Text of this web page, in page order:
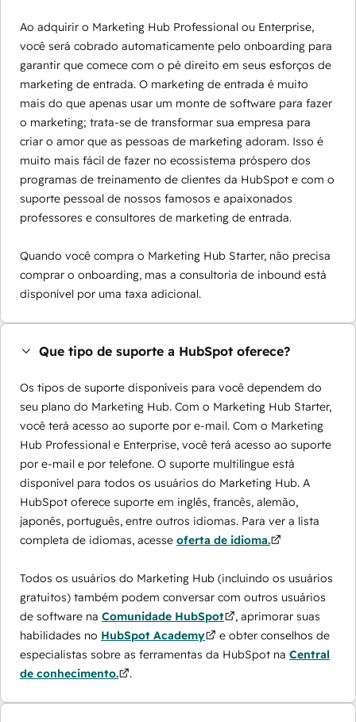
Ao adquirir o Marketing Hub Professional ou Enterprise,
você será cobrado automaticamente pelo onboarding para
garantir que comece com o pé direito em seus esforços de
marketing de entrada. O marketing de entrada é muito
mais do que apenas usar um monte de software para fazer
o marketing; trata-se de transformar sua empresa para
criar o amor que as pessoas de marketing adoram. Isso é
muito mais fácil de fazer no ecossistema próspero dos
programas de treinamento de clientes da HubSpot e com o
suporte pessoal de nossos famosos e apaixonados
professores e consultores de marketing de entrada.
Quando você compra o Marketing Hub Starter, não precisa
comprar o onboarding, mas a consultoria de inbound está
disponível por uma taxa adicional.
Que tipo de suporte a HubSpot oferece?
Os tipos de suporte disponíveis para você dependem do
seu plano do Marketing Hub. Com o Marketing Hub Starter,
você terá acesso ao suporte por e-mail. Com o Marketing
Hub Professional e Enterprise, você terá acesso ao suporte
por e-mail e por telefone. O suporte multilíngue está
disponível para todos os usuários do Marketing Hub. A
HubSpot oferece suporte em inglês, francês, alemão,
japonês, português, entre outros idiomas. Para ver a lista
completa de idiomas, acesse oferta de idioma.
Todos os usuários do Marketing Hub (incluindo os usuários
gratuitos) também podem conversar com outros usuários
de software na Comunidade HubSpot
, aprimorar suas
habilidades no HubSpot Academy
e obter conselhos de
especialistas sobre as ferramentas da HubSpot na Central
de conhecimento.
.